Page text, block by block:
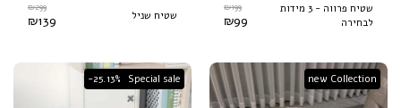
שטיח פרווה - 3 מידות
לבחירה
₪199
₪99 שטיח שניל
₪299
₪139
new Collection
Special sale
-25.13%